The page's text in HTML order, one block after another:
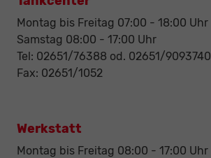
Montag bis Freitag 07:00 - 18:00 Uhr
Samstag 08:00 - 17:00 Uhr
Tel: 02651/76388 od. 02651/9093740
Fax: 02651/1052
Werkstatt
Montag bis Freitag 08:00 - 17:00 Uhr